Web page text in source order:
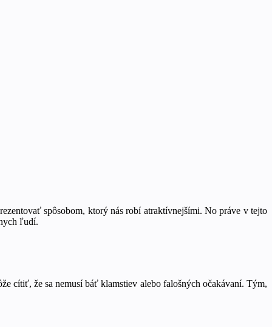
spôsobom, ktorý nás robí atraktívnejšími. No práve v tejto
ľudí.
cítiť, že sa nemusí báť klamstiev alebo falošných očakávaní. Tým,